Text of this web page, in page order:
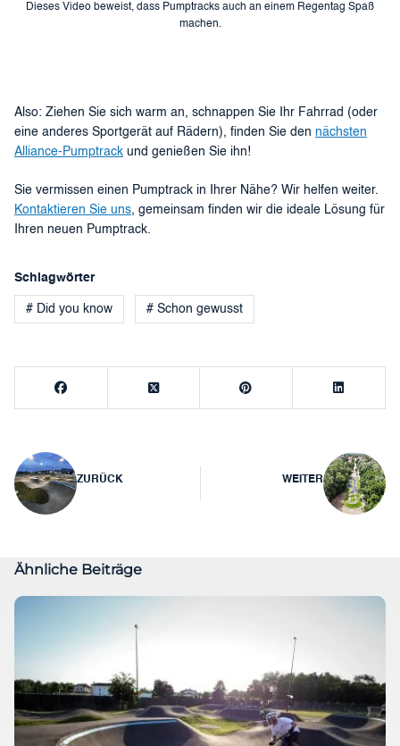
Dieses Video beweist, dass Pumptracks auch an einem Regentag Spaß
machen.
Also: Ziehen Sie sich warm an, schnappen Sie Ihr Fahrrad (oder
eine anderes Sportgerät auf Rädern), finden Sie den nächsten
Alliance-Pumptrack und genießen Sie ihn!
Sie vermissen einen Pumptrack in Ihrer Nähe? Wir helfen weiter.
Kontaktieren Sie uns, gemeinsam finden wir die ideale Lösung für
Ihren neuen Pumptrack.
Schlagwörter
# Did you know # Schon gewusst
Beitragsnavigation
ZURÜCK WEITER
Ähnliche Beiträge